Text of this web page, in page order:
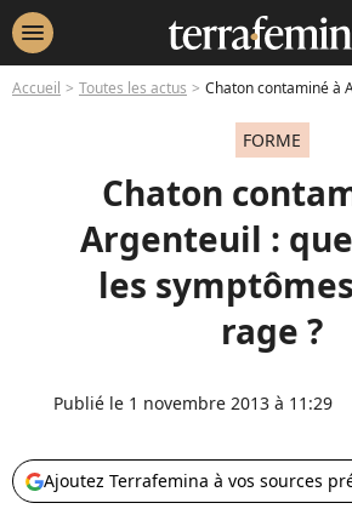
menu
Accueil Toutes les actus Chaton contaminé à Argenteuil
FORME
Chaton
Argenteuil :
les
rage ?
Publié le 1 novembre 2013 à 11:29
Ajoutez Terrafemina à vos sources